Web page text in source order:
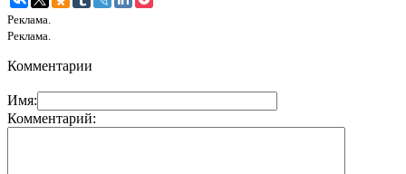
Реклама.
Реклама.
Комментарии
Имя:
Комментарий: